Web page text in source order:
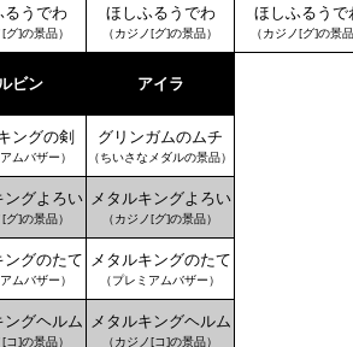
るうでわ
[グ]の景品）
ほしふるうでわ
（カジノ[グ]の景品）
ほしふるうで
（カジノ[グ]の景品
ビン アイラ
ングの剣
ムバザー）
グリンガムのムチ
（ちいさなメダルの景品）
ングよろい
[グ]の景品）
メタルキングよろい
（カジノ[グ]の景品）
ングのたて
ムバザー）
メタルキングのたて
（プレミアムバザー）
ングヘルム
[コ]の景品）
メタルキングヘルム
（カジノ[コ]の景品）